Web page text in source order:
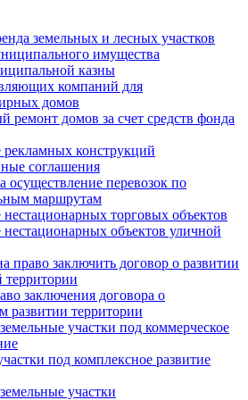
земельных и лесных участков
имущества
казны
компаний для
домов
ремонт домов за счет средств фонда
конструкций
соглашения
осуществление перевозок по
маршрутам
торговых объектов
объектов уличной
право заключить договор о развитии
территории
заключения договора о
развитии территории
участки под коммерческое
под комплексное развитие
участки